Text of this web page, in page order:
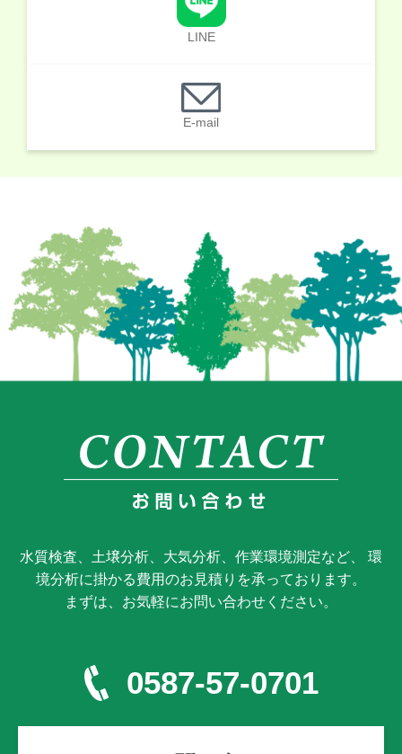
LINE
E-mail
水質検査、土壌分析、大気分析、作業環境測定など、 環
境分析に掛かる費用のお見積りを承っております。
まずは、お気軽にお問い合わせください。
0587-57-0701